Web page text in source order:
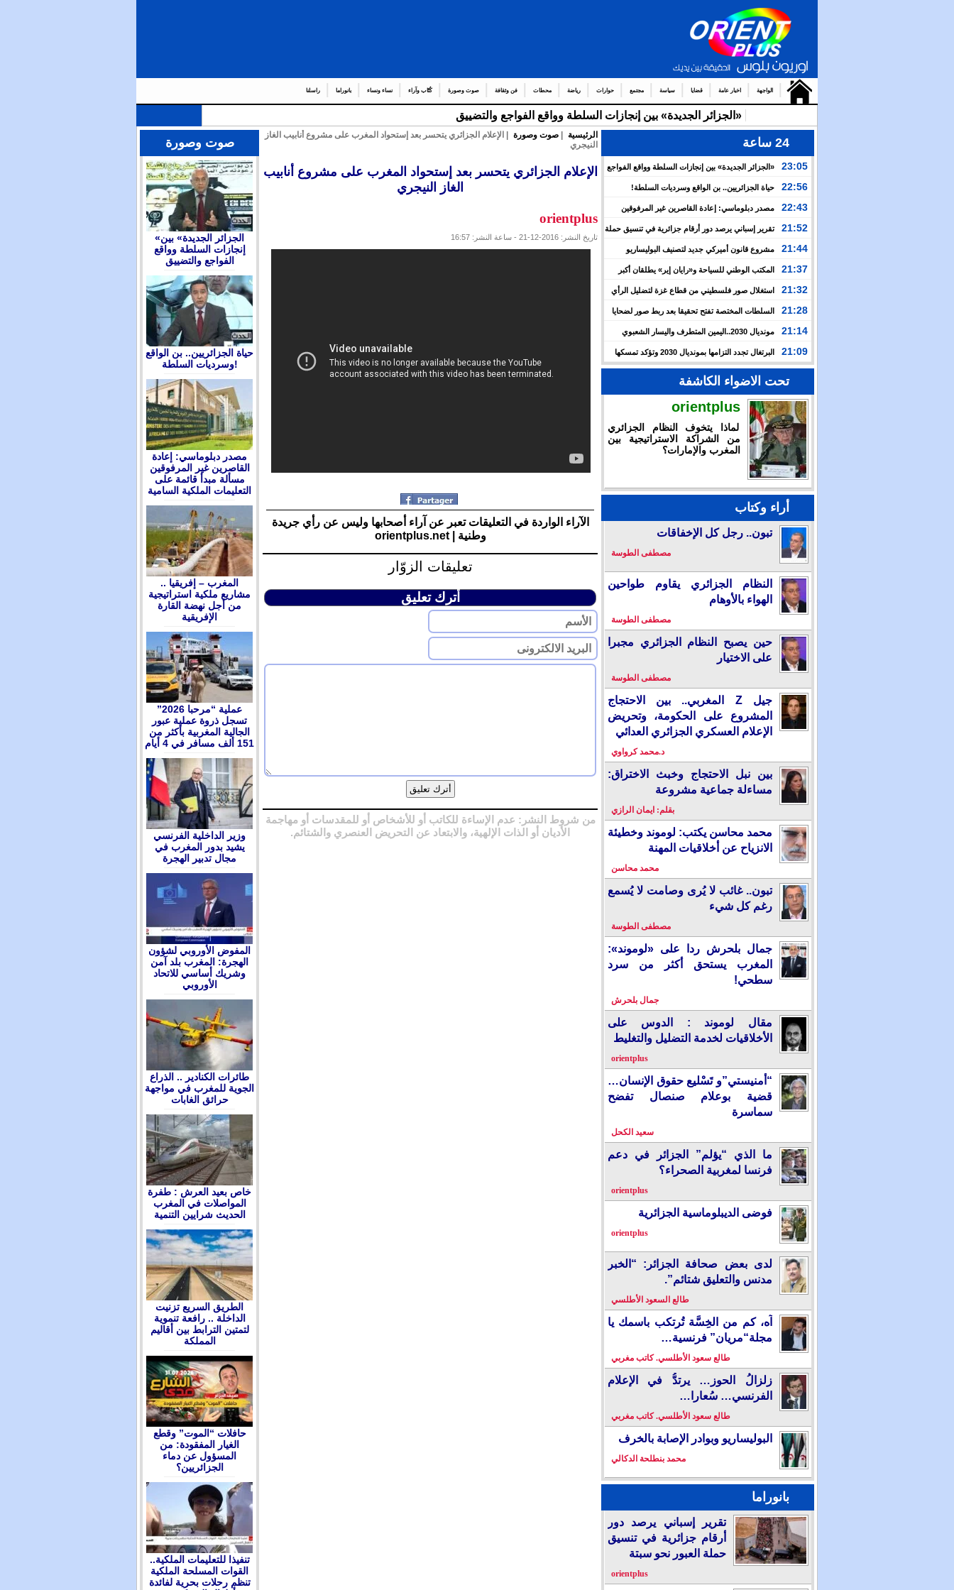
الواجهة اخبار عامة قضايا سياسة مجتمع حوارات رياضة محطات فن وثقافة صوت وصورة كُتّاب وآراء نساء ونساء بانوراما راسلنا
«الجزائر الجديدة» بين إنجازات السلطة وواقع الفواجع والتضييق
24 ساعة
23:05
«الجزائر الجديدة» بين إنجازات السلطة وواقع الفواجع
والتضييق
22:56 حياة الجزائريين.. بن الواقع وسرديات السلطة!
22:43
مصدر دبلوماسي: إعادة القاصرين غير المرفوقين
مسألة مبدأ قائمة على التعليمات الملكية السامية
21:52
تقرير إسباني يرصد دور أرقام جزائرية في تنسيق حملة
العبور نحو سبتة
21:44
مشروع قانون أميركي جديد لتصنيف البوليساريو
منظمة إرهابية
21:37
المكتب الوطني للسياحة و«رايان إير» يطلقان أكبر
برنامج جوي شتوي نحو المغرب
21:32
استغلال صور فلسطيني من قطاع غزة لتضليل الرأي
العام بشأن أحداث سبتة
21:28
السلطات المختصة تفتح تحقيقا بعد ربط صور لضحايا
حرب غزة بأحداث سبتة
21:14
مونديال 2030..اليمين المتطرف واليسار الشعبوي
يوظفان الهجرة لاستهداف المغرب
21:09
البرتغال تجدد التزامها بمونديال 2030 وتؤكد تمسكها
بالشراكة مع المغرب وإسبانيا
تحت الاضواء الكاشفة
orientplus
لماذا يتخوف النظام الجزائري
من الشراكة الاستراتيجية بين
المغرب والإمارات؟
أراء وكتاب
تبون.. رجل كل الإخفاقات
مصطفى الطوسة
النظام الجزائري يقاوم طواحين
الهواء بالأوهام
مصطفى الطوسة
حين يصبح النظام الجزائري مجبرا
على الاختيار
مصطفى الطوسة
جيل Z المغربي.. بين الاحتجاج
المشروع على الحكومة، وتحريض
الإعلام العسكري الجزائري العدائي
د.محمد كرواوي
بين نبل الاحتجاج وخبث الاختراق:
مساءلة جماعية مشروعة
بقلم: ايمان الرازي
محمد محاسن يكتب: لوموند وخطيئة
الانزياح عن أخلاقيات المهنة
محمد محاسن
تبون.. غائب لا يُرى وصامت لا يُسمع
رغم كل شيء
مصطفى الطوسة
جمال بلحرش ردا على «لوموند»:
المغرب يستحق أكثر من سرد
سطحي!
جمال بلحرش
مقال لوموند : الدوس على
الأخلاقيات لخدمة التضليل والتغليط
orientplus
“أمنيستي”و تَسْليع حقوق الإنسان…
قضية بوعلام صنصال تفضح
سماسرة
سعيد الكحل
ما الذي “يؤلم” الجزائر في دعم
فرنسا لمغربية الصحراء؟
orientplus
فوضى الديبلوماسية الجزائرية
orientplus
لدى بعض صحافة الجزائر: “الخبر
مدنس والتعليق شتائم”.
طالع السعود الأطلسي
آه، كم من الخِسَّة تُرتكب باسمك يا
مجلة“مريان” فرنسية…
طالع سعود الأطلسي. كاتب مغربي
زلزالُ الحوز… يرتدُّ في الإعلام
الفرنسي… سُعارا…
طالع سعود الأطلسي. كاتب مغربي
البوليساريو وبوادر الإصابة بالخرف
محمد بنطلحة الدكالي
بانوراما
تقرير إسباني يرصد دور
أرقام جزائرية في تنسيق
حملة العبور نحو سبتة
orientplus
الرئيسية صوت وصورة
| الإعلام الجزائري يتحسر بعد إستحواد المغرب على مشروع أنابيب الغاز
النيجري
الإعلام الجزائري يتحسر بعد إستحواد المغرب على مشروع أنابيب
الغاز النيجري
orientplus
تاريخ النشر: 2016-12-21 - ساعة النشر: 16:57
الآراء الواردة في التعليقات تعبر عن آراء أصحابها وليس عن رأي جريدة
وطنية | orientplus.net
تعليقات الزوّار
أترك تعليق
من شروط النشر: عدم الإساءة للكاتب أو للأشخاص أو للمقدسات أو مهاجمة
الأديان أو الذات الإلهية، والابتعاد عن التحريض العنصري والشتائم.
صوت وصورة
«الجزائر الجديدة» بين
إنجازات السلطة وواقع
الفواجع والتضييق
حياة الجزائريين.. بن الواقع
وسرديات السلطة!
مصدر دبلوماسي: إعادة
القاصرين غير المرفوقين
مسألة مبدأ قائمة على
التعليمات الملكية السامية
المغرب – إفريقيا ..
مشاريع ملكية استراتيجية
من أجل نهضة القارة
الإفريقية
عملية “مرحبا 2026”
تسجل ذروة عملية عبور
الجالية المغربية بأكثر من
151 ألف مسافر في 4 أيام
وزير الداخلية الفرنسي
يشيد بدور المغرب في
مجال تدبير الهجرة
المفوض الأوروبي لشؤون
الهجرة: المغرب بلد آمن
وشريك أساسي للاتحاد
الأوروبي
طائرات الكنادير .. الذراع
الجوية للمغرب في مواجهة
حرائق الغابات
ﺧﺎﺹ ﺑﻌﻴﺪ ﺍﻟﻌﺮﺵ : ﻃﻔﺮﺓ
ﺍﻟﻤﻮﺍﺻﻼﺕ ﻓﻲ ﺍﻟﻤﻐﺮﺏ
ﺍﻟﺤﺪﻳﺚ ﺷﺮﺍﻳﻴﻦ ﺍﻟﺘﻨﻤﻴﺔ
الطريق السريع تزنيت
الداخلة .. رافعة تنموية
لتمتين الترابط بين أقاليم
المملكة
حافلات “الموت” وقطع
الغيار المفقودة: من
المسؤول عن دماء
الجزائريين؟
تنفيذا للتعليمات الملكية..
القوات المسلحة الملكية
تنظم رحلات بحرية لفائدة